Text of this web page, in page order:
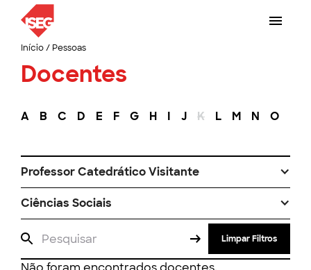
Início/ Pessoas
Docentes
A B C D E F G H I J K L M N O
Professor Catedrático Visitante
Ciências Sociais
Limpar Filtros